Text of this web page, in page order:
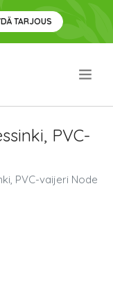
TARJOUS
PVC-
PVC-vaijeri Node